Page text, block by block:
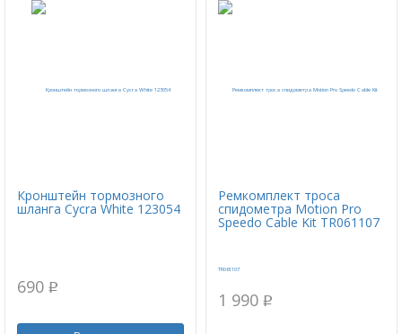
Кронштейн тормозного
шланга Cycra White 123054
690 p
Ремкомплект троса
спидометра Motion Pro
Speedo Cable Kit TR061107
1 990 p